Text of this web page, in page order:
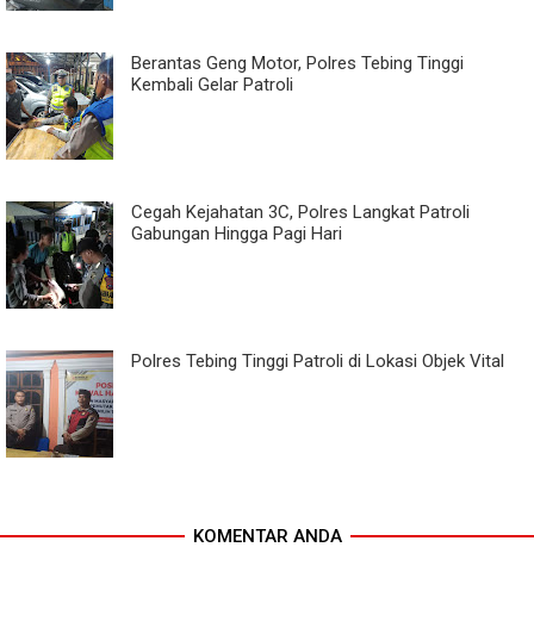
Berantas Geng Motor, Polres Tebing Tinggi
Kembali Gelar Patroli
Cegah Kejahatan 3C, Polres Langkat Patroli
Gabungan Hingga Pagi Hari
Polres Tebing Tinggi Patroli di Lokasi Objek Vital
KOMENTAR ANDA